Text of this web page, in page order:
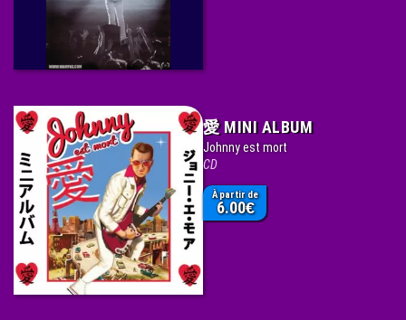
愛 MINI ALBUM
Johnny est mort
CD
À partir de
6.00€